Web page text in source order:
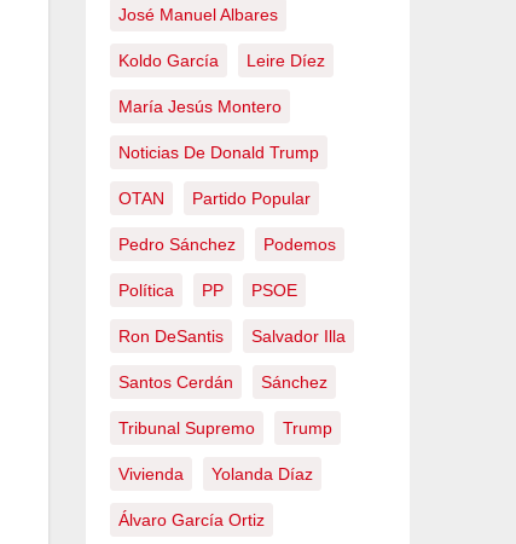
José Manuel Albares
Koldo García Leire Díez
María Jesús Montero
Noticias De Donald Trump
OTAN Partido Popular
Pedro Sánchez Podemos
Política PP PSOE
Ron DeSantis Salvador Illa
Santos Cerdán Sánchez
Tribunal Supremo Trump
Vivienda Yolanda Díaz
Álvaro García Ortiz